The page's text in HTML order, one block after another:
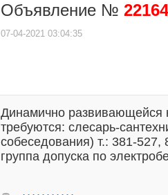
Объявление № 22164
07-04-2021 03:04:35
Динамично развивающейся
требуются: слесарь-
собеседования) т.: 381-527,
группа допуска по